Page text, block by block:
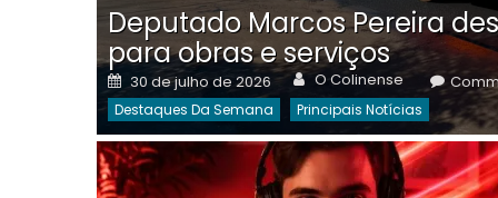
Deputado Marcos Pereira
para obras e serviços
Posted
on
30 de julho de 2026 Author
O Colinense
Destaques Da Semana Principais Notícias